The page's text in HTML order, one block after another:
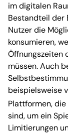
im digitalen
Bestandteil der
Nutzer die
konsumieren,
Öffnungszeiten
müssen. Auch
beispielsweise
Plattformen, die
sind, um ein
Limitierungen